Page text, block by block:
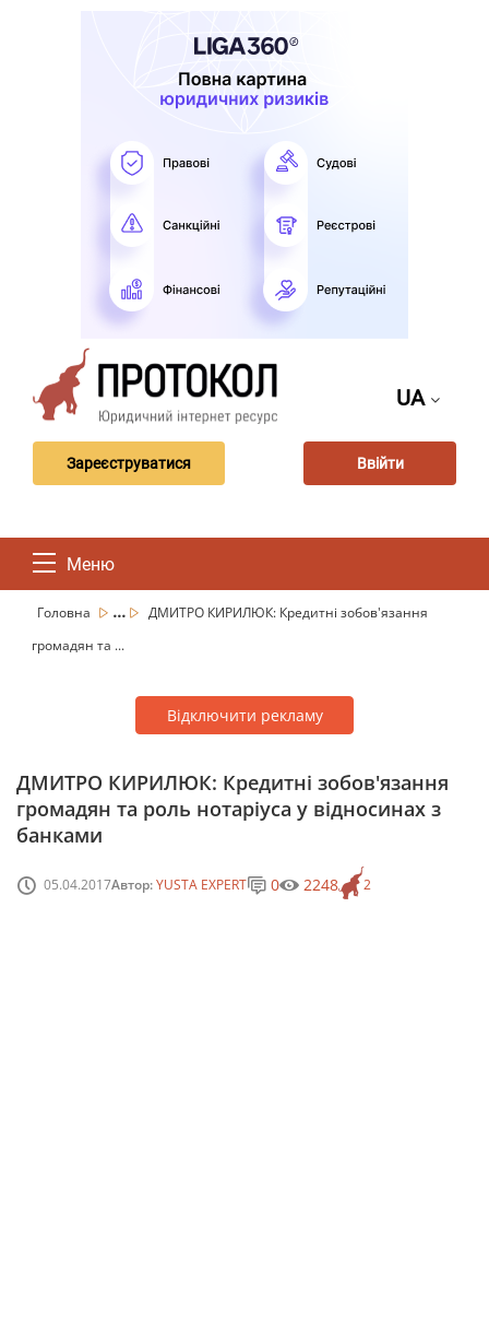
UA
Зареєструватися Ввійти
Меню
Головна ...
ДМИТРО КИРИЛЮК: Кредитні зобов'язання
громадян та ...
Відключити рекламу
ДМИТРО КИРИЛЮК: Кредитні зобов'язання
громадян та роль нотаріуса у відносинах з
банками
05.04.2017Автор:YUSTA EXPERT 2
0 2248